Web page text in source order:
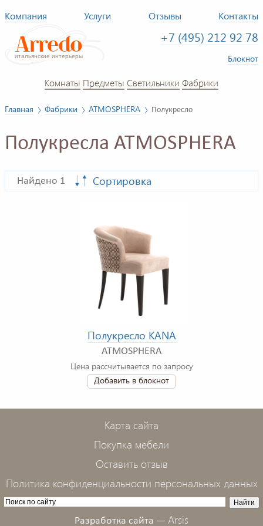
Компания Услуги Отзывы Контакты
+7 (495) 212 92 78
Блокнот
Комнаты Предметы Светильники Фабрики
Главная Фабрики ATMOSPHERA Полукресло
Полукресла ATMOSPHERA
Найдено 1 Сортировка
Полукресло KANA
ATMOSPHERA
Цена рассчитывается по запросу
Добавить в блокнот
Карта сайта
Покупка мебели
Оставить отзыв
Политика конфиденциальности персональных данных
Разработка сайта — Arsis